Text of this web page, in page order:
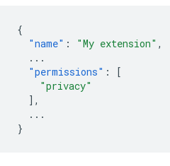
{
"name" : "My extension" ,
...
"permissions" :
[
"privacy"
],
...
}